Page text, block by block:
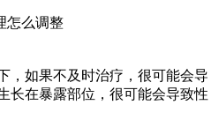
怎么调整
如果不及时治疗，很可能会导
长在暴露部位，很可能会导致性